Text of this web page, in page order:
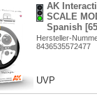
AK
SCALE
Spanish
Hersteller-
8436535572477
UVP